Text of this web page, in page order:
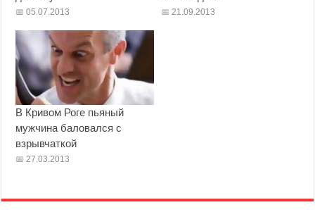
05.07.2013 21.09.2013
В Кривом Роге пьяный
мужчина баловался с
взрывчаткой
27.03.2013